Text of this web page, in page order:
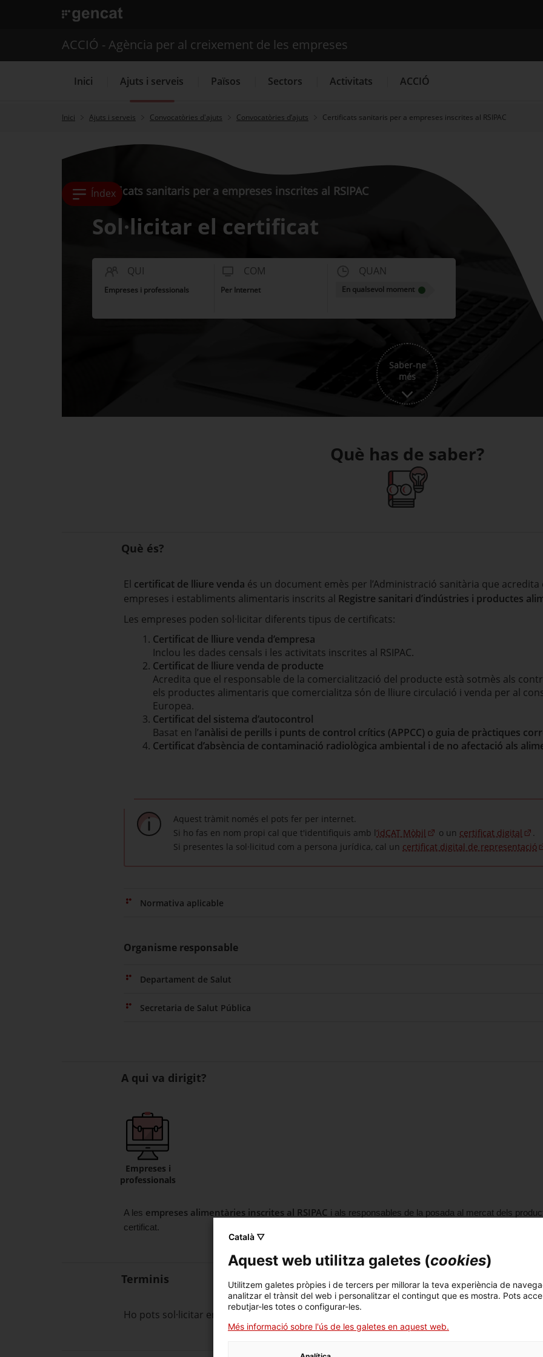
. Obre en una nova finestra.
Cercador
Serveis d'internacionalització
ACCIÓ - Agència per al creixement de les empreses
Inici Ajuts i serveis Països Sectors Activitats ACCIÓ
Inici Ajuts i serveis Convocatòries d'ajuts Convocatòries d’ajuts Certificats sanitaris per a empreses inscrites al RSIPAC
Índex
Certificats sanitaris per a empreses inscrites al RSIPAC
Sol·licitar el certificat
QUI
Empreses i professionals
COM
Per Internet
QUAN
En qualsevol moment
Saber-ne
més
Què has de saber?
Què és?
El certificat de lliure venda és un document emès per l’Administració sanitària que
empreses i establiments alimentaris inscrits al Registre sanitari d’indústries i productes
Les empreses poden sol·licitar diferents tipus de certificats:
Certificat de lliure venda d’empresa
Inclou les dades censals i les activitats inscrites al RSIPAC.
Certificat de lliure venda de producte
Acredita que el responsable de la comercialització del producte està sotmès als
els productes alimentaris que comercialitza són de lliure circulació i venda per al
Europea.
Certificat del sistema d’autocontrol
Basat en l’anàlisi de perills i punts de control crítics (APPCC) o guia de pràctiques
Certificat d’absència de contaminació radiològica ambiental i de no afectació als
Aquest tràmit només el pots fer per internet.
Si ho fas en nom propi cal que t'identifiquis amb l’idCAT Mòbil o un certificat digital
.
Si presentes la sol·licitud com a persona jurídica, cal un certificat digital de representació
Normativa aplicable
Organisme responsable
Departament de Salut
Secretaria de Salut Pública
A qui va dirigit?
Empreses i
professionals
A les empreses alimentàries inscrites al RSIPAC i als responsables de la posada al mercat dels
certificat.
Terminis
Ho pots sol·licitar en qualsevol moment.
Català ▽
Aquest web utilitza galetes (cookies)
Utilitzem galetes pròpies i de tercers per millorar la teva experiència de
analitzar el trànsit del web i personalitzar el contingut que es mostra. Pots
rebutjar-les totes o configurar-les.
Més informació sobre l'ús de les galetes en aquest web.